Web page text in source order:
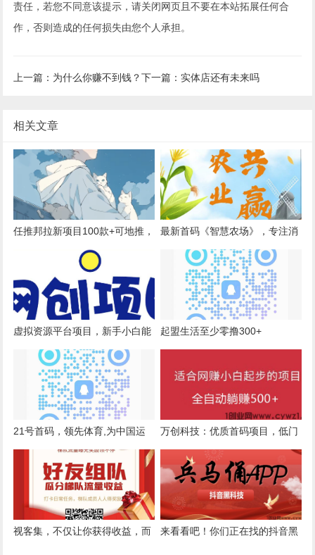
责任，若您不同意该提示，请关闭网页且不要在本站拓展任何合
作，否则造成的任何损失由您个人承担。
上一篇：为什么你赚不到钱？下一篇：实体店还有未来吗
相关文章
任推邦拉新项目100款+可地推，
最新首码《智慧农场》，专注消
费助农，消费创业
虚拟资源平台项目，新手小白能
做的兼职副业，网创业务，红包
封面，代充业务，粉丝业务
起盟生活至少零撸300+
21号首码，领先体育,为中国运
动健儿加油
万创科技：优质首码项目，低门
槛 周期短 收益高
视客集，不仅让你获得收益，而
来看看吧！你们正在找的抖音黑